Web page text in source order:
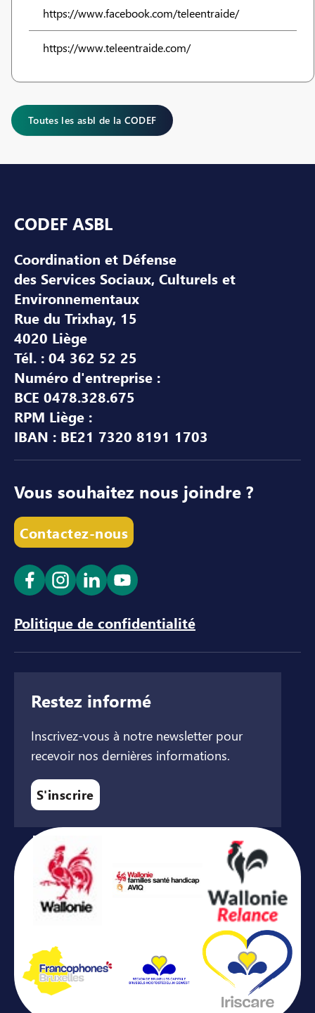
https://www.facebook.com/teleentraide/
https://www.teleentraide.com/
Toutes les asbl de la CODEF
CODEF ASBL
Coordination et Défense
des Services Sociaux, Culturels et
Environnementaux
Rue du Trixhay, 15
4020 Liège
Tél. : 04 362 52 25
Numéro d'entreprise :
BCE 0478.328.675
RPM Liège :
IBAN : BE21 7320 8191 1703
Vous souhaitez nous joindre ?
Contactez-nous
Ouvrir le lien dans un nouvel onglet
Ouvrir le lien dans un nouvel onglet
Ouvrir le lien dans un nouvel
Ouvrir le lien dans un
Politique de confidentialité
Restez informé
Inscrivez-vous à notre newsletter pour
recevoir nos dernières informations.
S'inscrire
Avec le soutien de ...